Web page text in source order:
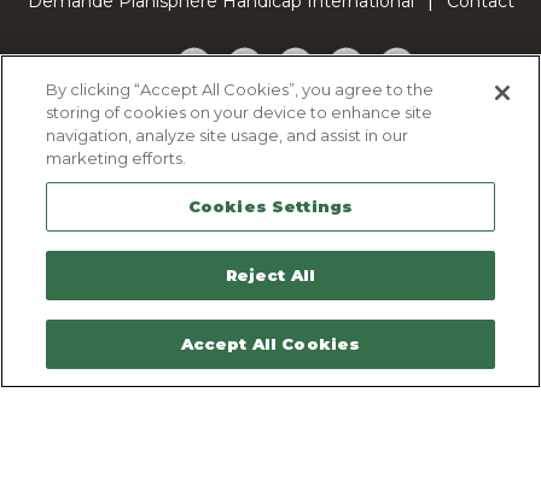
Facebook
TwitterYouTubePinterestTikTok
Cookie Policy
Legal Notice
Sitemap
Contactez-nous
By clicking “Accept All Cookies”, you agree to the
storing of cookies on your device to enhance site
navigation, analyze site usage, and assist in our
marketing efforts.
Cookies Settings
Reject All
Accept All Cookies